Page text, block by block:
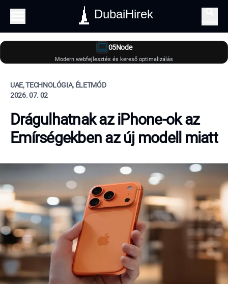
DubaiHirek
05Node
Modern webfejlesztés és kereső optimalizálás
UAE, TECHNOLÓGIA, ÉLETMÓD
2026. 07. 02
Drágulhatnak az iPhone-ok az
Emírségekben az új modell miatt